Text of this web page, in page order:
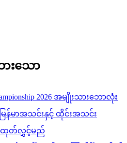
းသော
2026 အမျိုးသားဘောလုံး
ြန်မာအသင်းနှင့် ထိုင်းအသင်း
ထုတ်လွှင့်မည်